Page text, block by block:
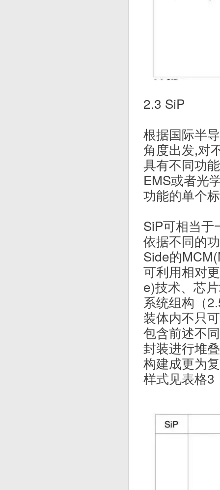
2.3 SiP
根据国际半
角度出发,对
具有不同功
EMS或者光
功能的单个
SiP可相当于
依据不同的
Side的
可利用相对
e)技术、芯
系统组构（
装体内不只
包含前述不
封装进行堆
构建成更为
样式见表格